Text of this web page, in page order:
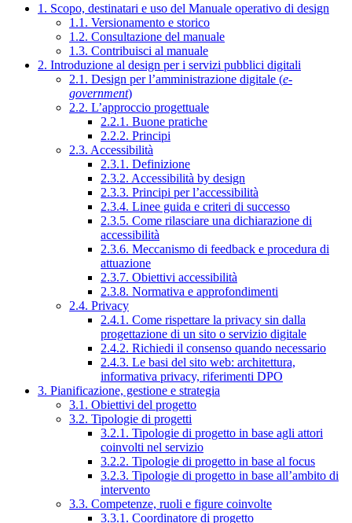
1. Scopo, destinatari e uso del Manuale operativo di design
1.1. Versionamento e storico
1.2. Consultazione del manuale
1.3. Contribuisci al manuale
2. Introduzione al design per i servizi pubblici digitali
2.1. Design per l’amministrazione digitale (e-
government)
2.2. L’approccio progettuale
2.2.1. Buone pratiche
2.2.2. Principi
2.3. Accessibilità
2.3.1. Definizione
2.3.2. Accessibilità by design
2.3.3. Principi per l’accessibilità
2.3.4. Linee guida e criteri di successo
2.3.5. Come rilasciare una dichiarazione di
accessibilità
2.3.6. Meccanismo di feedback e procedura di
attuazione
2.3.7. Obiettivi accessibilità
2.3.8. Normativa e approfondimenti
2.4. Privacy
2.4.1. Come rispettare la privacy sin dalla
progettazione di un sito o servizio digitale
2.4.2. Richiedi il consenso quando necessario
2.4.3. Le basi del sito web: architettura,
informativa privacy, riferimenti DPO
3. Pianificazione, gestione e strategia
3.1. Obiettivi del progetto
3.2. Tipologie di progetti
3.2.1. Tipologie di progetto in base agli attori
coinvolti nel servizio
3.2.2. Tipologie di progetto in base al focus
3.2.3. Tipologie di progetto in base all’ambito di
intervento
3.3. Competenze, ruoli e figure coinvolte
3.3.1. Coordinatore di progetto